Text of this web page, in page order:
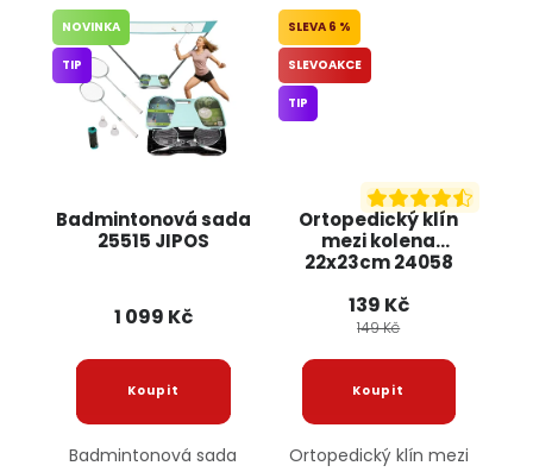
Badmintonová sada
25515 JIPOS
NOVINKA
TIP
1 099 Kč
Badmintonová sada
Ortopedický klín
mezi kolena
22x23cm 24058
6 %
SLEVOAKCE
TIP
139 Kč
149 Kč
Ortopedický klín mezi